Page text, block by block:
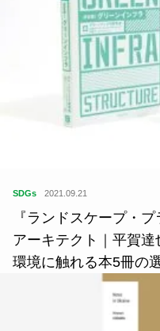
SDGs 2021.09.21
『ランドスケープ・
アーキテクト｜平賀
環境に触れる本5冊の